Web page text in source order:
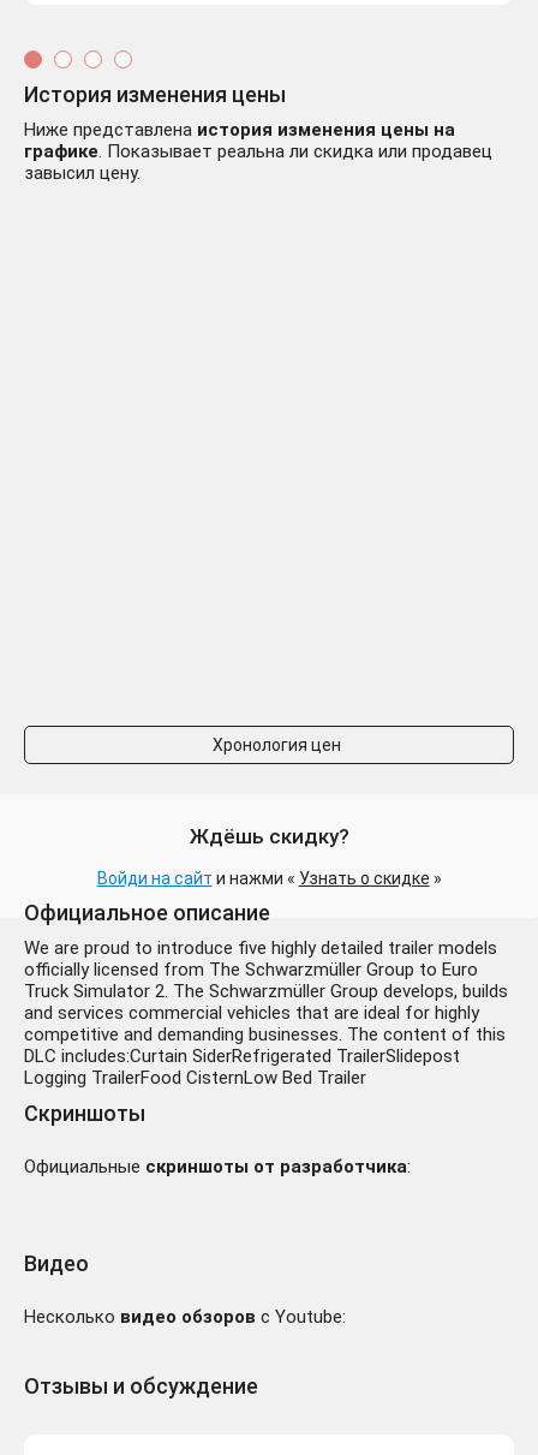
История изменения цены
Ниже представлена история изменения цены на
графике. Показывает реальна ли скидка или продавец
завысил цену.
Хронология цен
Ждёшь скидку?
Войди на сайт и нажми « Узнать о скидке »
Официальное описание
We are proud to introduce five highly detailed trailer models
officially licensed from The Schwarzmüller Group to Euro
Truck Simulator 2. The Schwarzmüller Group develops, builds
and services commercial vehicles that are ideal for highly
competitive and demanding businesses. The content of this
DLC includes:Curtain SiderRefrigerated TrailerSlidepost
Logging TrailerFood CisternLow Bed Trailer
Скриншоты
Официальные скриншоты от разработчика:
Видео
Несколько видео обзоров с Youtube:
Отзывы и обсуждение